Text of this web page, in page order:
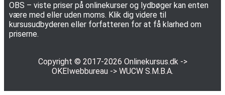
OBS – viste priser på onlinekurser og lydbøger kan enten
være med eller uden moms. Klik dig videre til
kursusudbyderen eller forfatteren for at få klarhed om
priserne.
Copyright © 2017-2026 Onlinekursus.dk->
OKEIwebbureau -> WUCW S.M.B.A.